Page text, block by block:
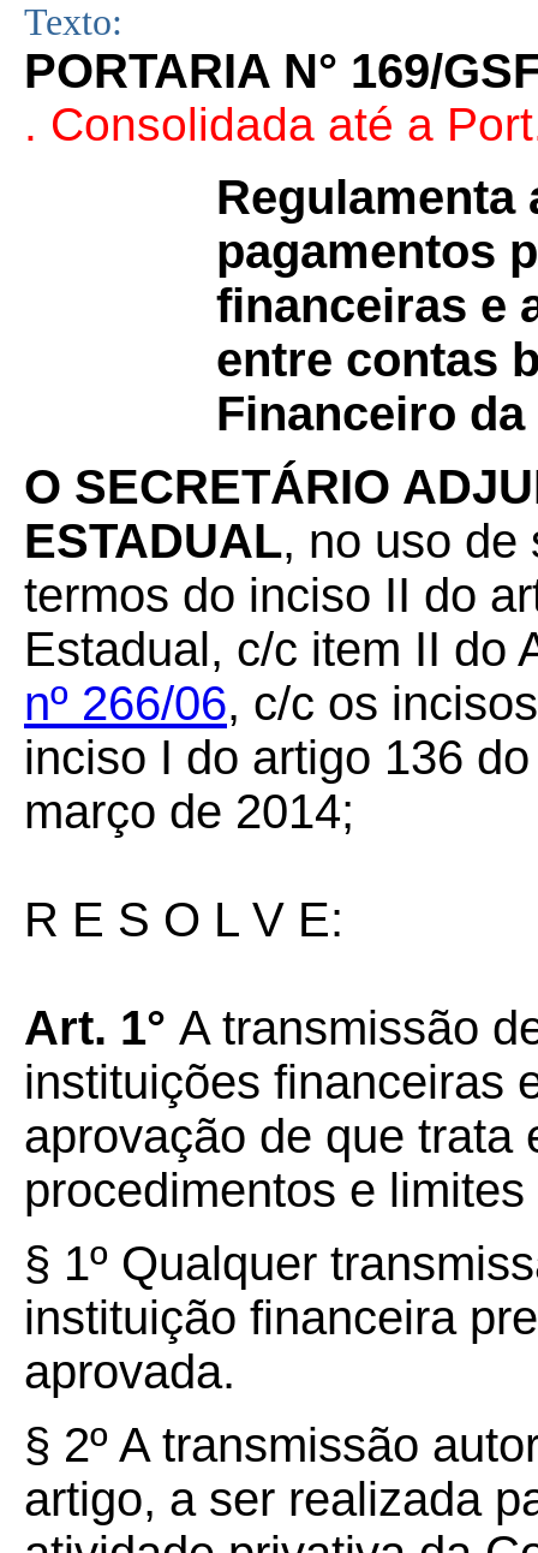
Texto:
PORTARIA N° 169/
. Consolidada até a
Regulamenta
pagamentos
financeiras e
entre contas
Financeiro
O SECRETÁRIO
ESTADUAL, no uso de
termos do inciso II do
Estadual, c/c item II do
nº 266/06, c/c os
inciso I do artigo 136
março de 2014;
R E S O L V E:
Art. 1° A transmissão
instituições financeiras
aprovação de que trata
procedimentos e
§ 1º Qualquer
instituição financeira
aprovada.
§ 2º A transmissão
artigo, a ser realizada